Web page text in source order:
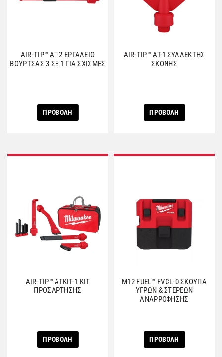
AIR-TIP™ AT-2 ΕΡΓΑΛΕΙΟ
ΒΟΥΡΤΣΑΣ 3 ΣΕ 1 ΓΙΑ ΣΧΙΣΜΕΣ
ΠΡΟΒΟΛΗ
AIR-TIP™ AT-1 ΣΥΛΛΕΚΤΗΣ
ΣΚΟΝΗΣ
ΠΡΟΒΟΛΗ
AIR-TIP™ ATKIT-1 ΚΙΤ
ΠΡΟΣΑΡΤΗΣΗΣ
ΠΡΟΒΟΛΗ
M12 FUEL™ FVCL-0 ΣΚΟΥΠΑ
ΥΓΡΩΝ & ΣΤΕΡΕΩΝ
ΑNAΡΡΟΦΗΣΗΣ
ΠΡΟΒΟΛΗ